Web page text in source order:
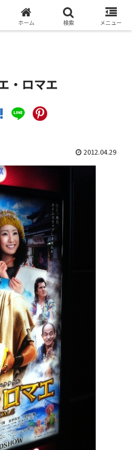
レビュー】テルマエ・ロマエ
・ロマエ
2012.04.29
ホーム 検索 メニュー